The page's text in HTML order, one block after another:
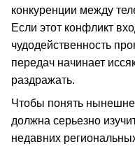
конкуренции между
Если этот конфликт
чудодейственность
передач начинает
раздражать.
Чтобы понять
должна серьезно
недавних